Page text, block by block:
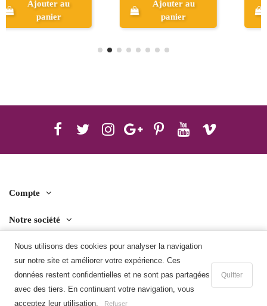
Nous utilisons des cookies pour analyser la navigation
sur notre site et améliorer votre expérience. Ces
données restent confidentielles et ne sont pas partagées
avec des tiers. En continuant votre navigation, vous
acceptez leur utilisation.
Refuser
Quitter
Ajouter au panier
Compte
Notre société
Contact us
Télécharger l'application mobile